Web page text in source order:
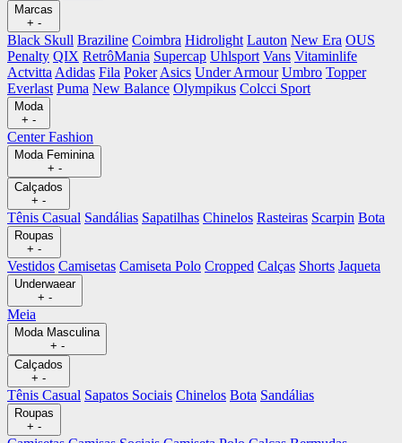
Marcas
+ -
Black Skull Braziline Coimbra Hidrolight Lauton New Era OUS
Penalty QIX RetrôMania Supercap Uhlsport Vans Vitaminlife
Actvitta Adidas Fila Poker Asics Under Armour Umbro Topper
Everlast Puma New Balance Olympikus Colcci Sport
Moda
+ -
Center Fashion
Moda Feminina
+ -
Calçados
+ -
Tênis Casual Sandálias Sapatilhas Chinelos Rasteiras Scarpin Bota
Roupas
+ -
Vestidos Camisetas Camiseta Polo Cropped Calças Shorts Jaqueta
Underwaear
+ -
Meia
Moda Masculina
+ -
Calçados
+ -
Tênis Casual Sapatos Sociais Chinelos Bota Sandálias
Roupas
+ -